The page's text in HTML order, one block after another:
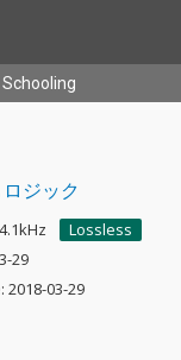
Schooling
ジック
Lossless
29
03-29